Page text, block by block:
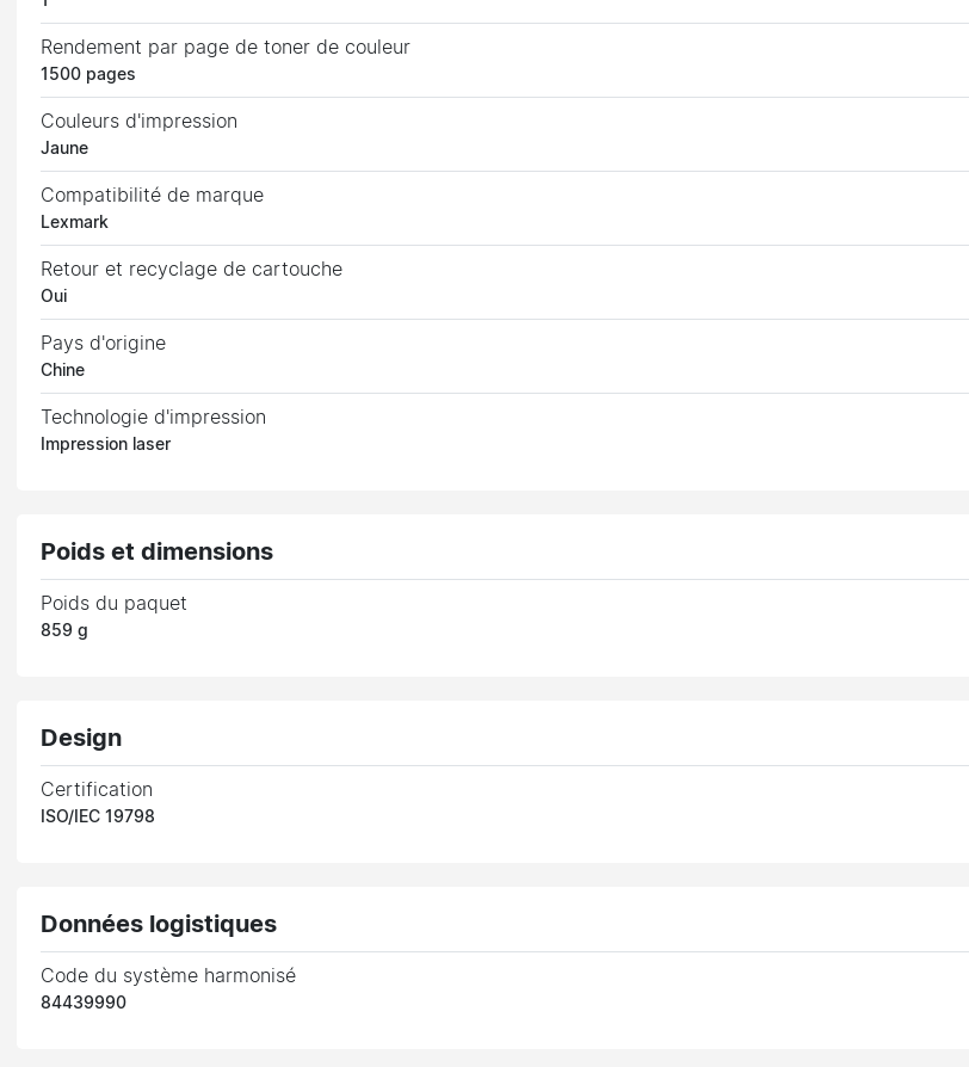
Rendement par page de toner de couleur
1500 pages
Couleurs d'impression
Jaune
Compatibilité de marque
Lexmark
Retour et recyclage de cartouche
Oui
Pays d'origine
Chine
Technologie d'impression
Impression laser
Poids et dimensions
Poids du paquet
859 g
Design
Certification
ISO/IEC 19798
Données logistiques
Code du système harmonisé
84439990